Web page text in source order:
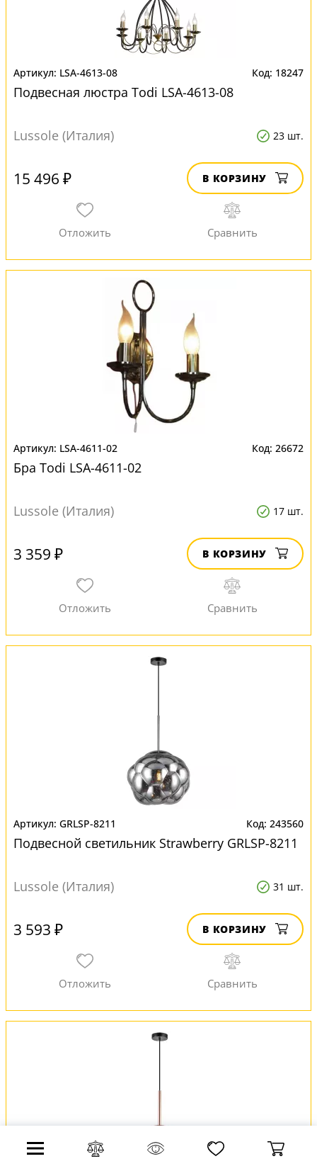
LSA-4613-08 18247
Подвесная люстра Todi LSA-4613-08
Lussole (Италия) 23 шт.
15 496 ₽ В КОРЗИНУ
LSA-4611-02 26672
Бра Todi LSA-4611-02
Lussole (Италия) 17 шт.
3 359 ₽ В КОРЗИНУ
GRLSP-8211 243560
Подвесной светильник Strawberry GRLSP-8211
Lussole (Италия) 31 шт.
3 593 ₽ В КОРЗИНУ